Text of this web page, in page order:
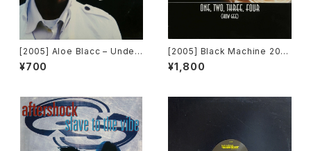
[2005] Aloe Blacc – Under
Clover Presents Ordinary
People Remix Suite [Unde
¥700
[2005] Black Machine 200
5 – One, Two, Three, Four
(How Gee) [PLM Records]
¥1,800